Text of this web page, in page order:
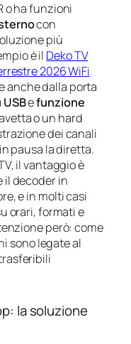
o ha funzioni
con
più
è il Deko TV
2026 WiFi
anche dalla porta
USBefunzione
o un hard
dei canali
pausa la diretta.
il vantaggio è
il decoder in
e in molti casi
orari, formati e
però: come
sono legate al
la soluzione